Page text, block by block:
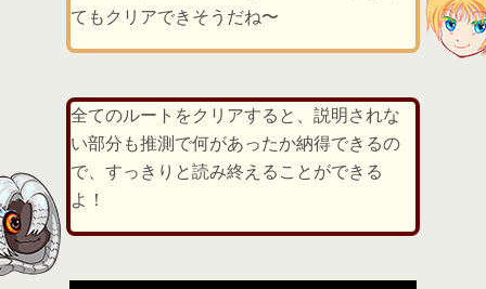
てもクリアできそうだね〜
全てのルートをクリアすると、説明されな
い部分も推測で何があったか納得できるの
で、すっきりと読み終えることができる
よ！